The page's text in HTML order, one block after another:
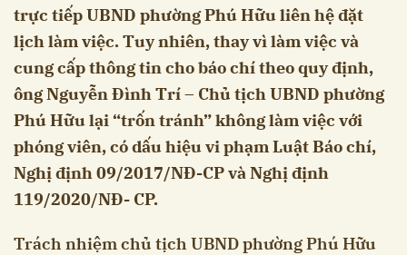
trực tiếp UBND phường Phú Hữu liên hệ đặt
lịch làm việc. Tuy nhiên, thay vì làm việc và
cung cấp thông tin cho báo chí theo quy định,
ông Nguyễn Đình Trí – Chủ tịch UBND phường
Phú Hữu lại “trốn tránh” không làm việc với
phóng viên, có dấu hiệu vi phạm Luật Báo chí,
Nghị định 09/2017/NĐ-CP và Nghị định
119/2020/NĐ- CP.
Trách nhiệm chủ tịch UBND phường Phú Hữu